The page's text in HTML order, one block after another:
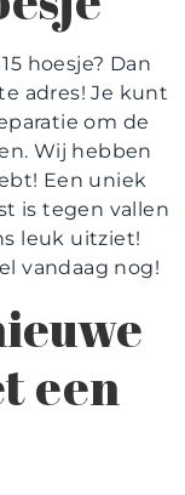
hoesje? Dan
adres! Je kunt
om de
Wij hebben
Een uniek
is tegen vallen
leuk uitziet!
vandaag nog!
een